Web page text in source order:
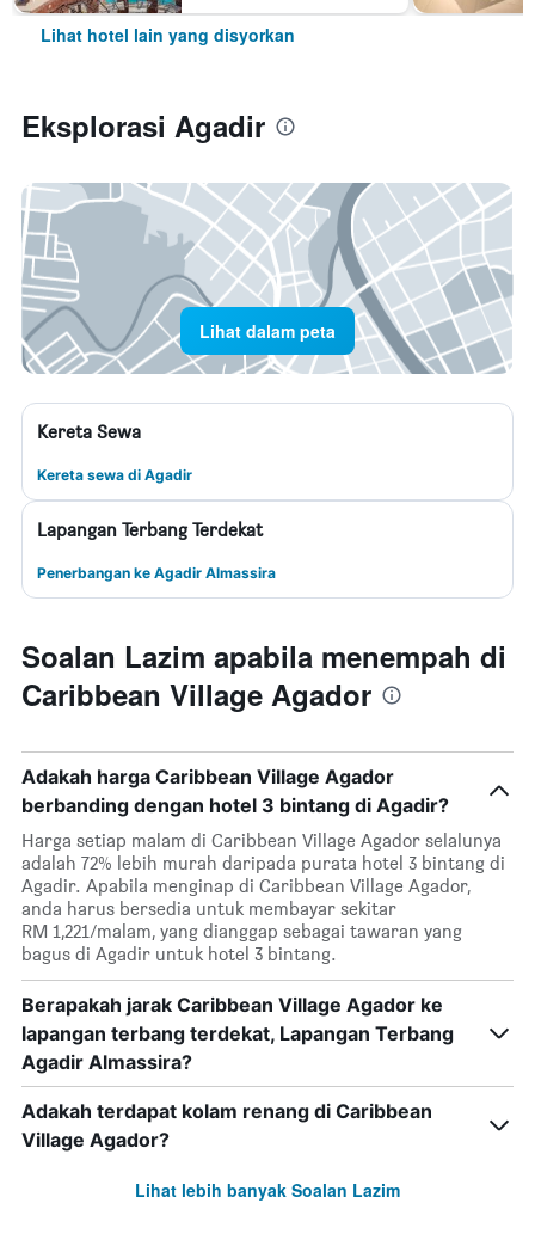
Lihat hotel lain yang disyorkan
Eksplorasi Agadir
Lihat dalam peta
Kereta Sewa
Kereta sewa di Agadir
Lapangan Terbang Terdekat
Penerbangan ke Agadir Almassira
Soalan Lazim apabila menempah di
Caribbean Village Agador
Adakah harga Caribbean Village Agador
berbanding dengan hotel 3 bintang di Agadir?
Harga setiap malam di Caribbean Village Agador selalunya
adalah 72% lebih murah daripada purata hotel 3 bintang di
Agadir. Apabila menginap di Caribbean Village Agador,
anda harus bersedia untuk membayar sekitar
RM 1,221/malam, yang dianggap sebagai tawaran yang
bagus di Agadir untuk hotel 3 bintang.
Berapakah jarak Caribbean Village Agador ke
lapangan terbang terdekat, Lapangan Terbang
Agadir Almassira?
Adakah terdapat kolam renang di Caribbean
Village Agador?
Lihat lebih banyak Soalan Lazim